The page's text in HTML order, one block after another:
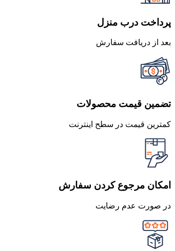
پرداخت درب منزل
بعد از دریافت سفارش
تضمین قیمت محصولات
کمترین قیمت در سطح اینترنت
امکان مرجوع کردن سفارش
در صورت عدم رضایت